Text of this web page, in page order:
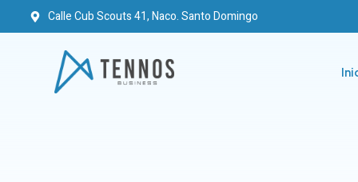
Calle Cub Scouts 41, Naco. Santo Domingo